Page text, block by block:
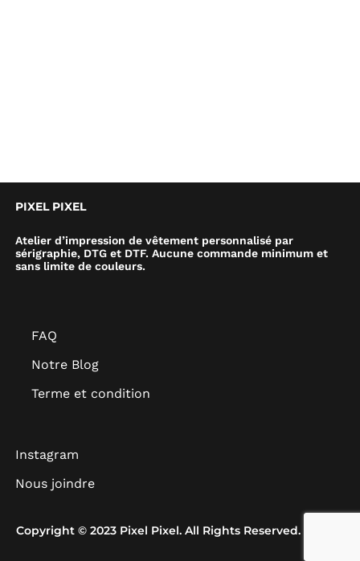
PIXEL PIXEL
Atelier d’impression de vêtement personnalisé par
sérigraphie, DTG et DTF. Aucune commande minimum et
sans limite de couleurs.
FAQ
Notre Blog
Terme et condition
Instagram
Nous joindre
Copyright © 2023 Pixel Pixel. All Rights Reserved.